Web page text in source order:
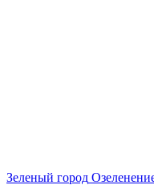
Зеленый город